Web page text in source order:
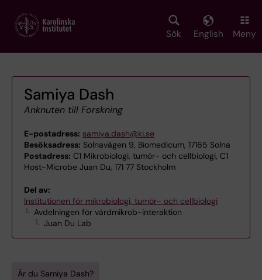
main
Sök English Meny
Samiya Dash
Anknuten till Forskning
E-postadress: samiya.dash@ki.se
Besöksadress: Solnavägen 9, Biomedicum, 17165 Solna
Postadress: C1 Mikrobiologi, tumör- och cellbiologi, C1
Host-Microbe Juan Du, 171 77 Stockholm
Del av:
Institutionen för mikrobiologi, tumör- och cellbiologi
Avdelningen för värdmikrob-interaktion
Juan Du Lab
Är du Samiya Dash?